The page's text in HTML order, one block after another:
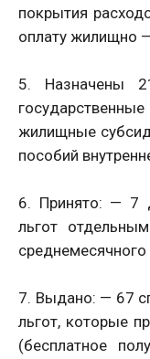
покрытия
оплату жилищно
5. Назначены
жилищные
пособий
6. Принято: — 7
льгот
7. Выдано: — 67
льгот, которые
(бесплатное